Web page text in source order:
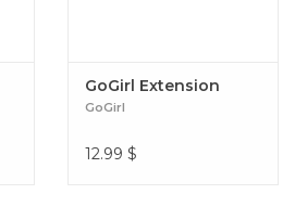
GoGirl Extension
GoGirl
12.99 $